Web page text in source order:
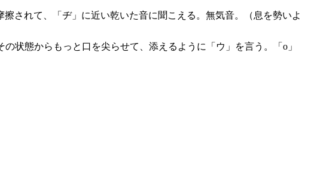
擦されて、「ヂ」に近い乾いた音に聞こえる。無気音。（息を勢いよ
状態からもっと口を尖らせて、添えるように「ウ」を言う。「o」